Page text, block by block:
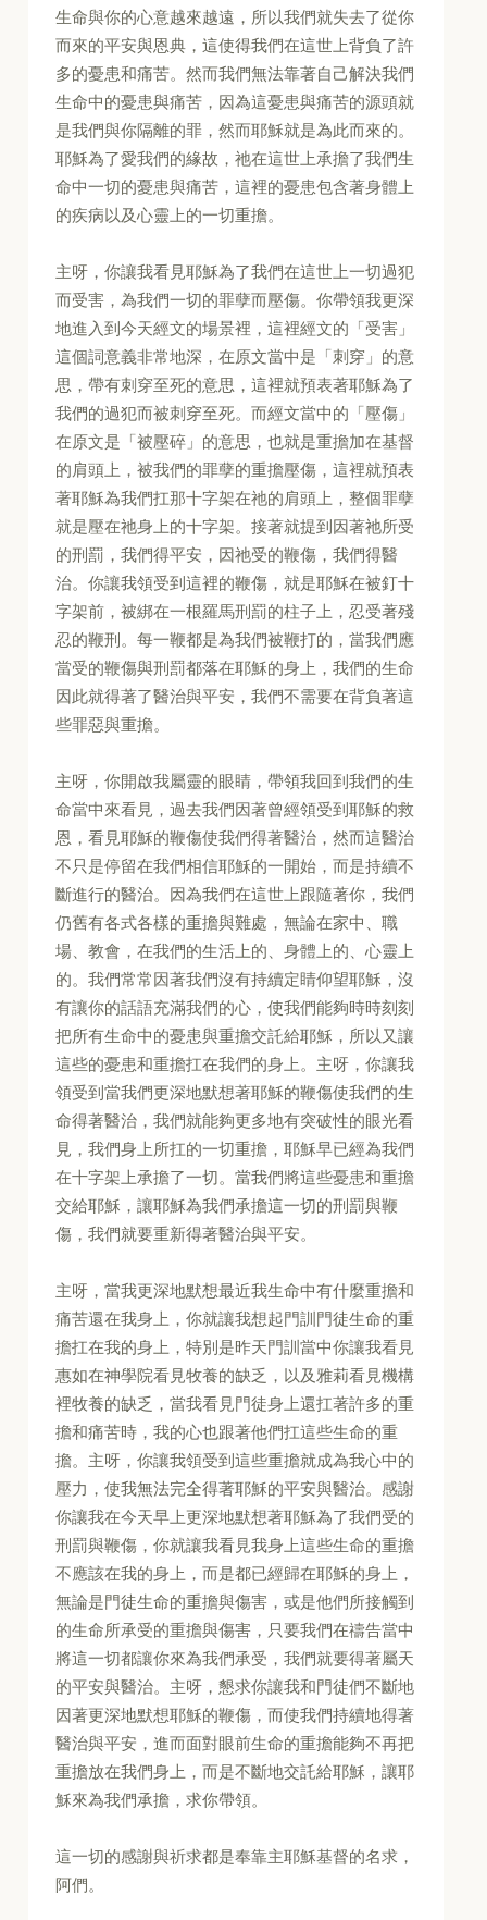
生命與你的心意越來越遠，所以我們就失去了從你
而來的平安與恩典，這使得我們在這世上背負了許
多的憂患和痛苦。然而我們無法靠著自己解決我們
生命中的憂患與痛苦，因為這憂患與痛苦的源頭就
是我們與你隔離的罪，然而耶穌就是為此而來的。
耶穌為了愛我們的緣故，祂在這世上承擔了我們生
命中一切的憂患與痛苦，這裡的憂患包含著身體上
的疾病以及心靈上的一切重擔。
主呀，你讓我看見耶穌為了我們在這世上一切過犯
而受害，為我們一切的罪孽而壓傷。你帶領我更深
地進入到今天經文的場景裡，這裡經文的「受害」
這個詞意義非常地深，在原文當中是「刺穿」的意
思，帶有刺穿至死的意思，這裡就預表著耶穌為了
我們的過犯而被刺穿至死。而經文當中的「壓傷」
在原文是「被壓碎」的意思，也就是重擔加在基督
的肩頭上，被我們的罪孽的重擔壓傷，這裡就預表
著耶穌為我們扛那十字架在祂的肩頭上，整個罪孽
就是壓在祂身上的十字架。接著就提到因著祂所受
的刑罰，我們得平安，因祂受的鞭傷，我們得醫
治。你讓我領受到這裡的鞭傷，就是耶穌在被釘十
字架前，被綁在一根羅馬刑罰的柱子上，忍受著殘
忍的鞭刑。每一鞭都是為我們被鞭打的，當我們應
當受的鞭傷與刑罰都落在耶穌的身上，我們的生命
因此就得著了醫治與平安，我們不需要在背負著這
些罪惡與重擔。
主呀，你開啟我屬靈的眼睛，帶領我回到我們的生
命當中來看見，過去我們因著曾經領受到耶穌的救
恩，看見耶穌的鞭傷使我們得著醫治，然而這醫治
不只是停留在我們相信耶穌的一開始，而是持續不
斷進行的醫治。因為我們在這世上跟隨著你，我們
仍舊有各式各樣的重擔與難處，無論在家中、職
場、教會，在我們的生活上的、身體上的、心靈上
的。我們常常因著我們沒有持續定睛仰望耶穌，沒
有讓你的話語充滿我們的心，使我們能夠時時刻刻
把所有生命中的憂患與重擔交託給耶穌，所以又讓
這些的憂患和重擔扛在我們的身上。主呀，你讓我
領受到當我們更深地默想著耶穌的鞭傷使我們的生
命得著醫治，我們就能夠更多地有突破性的眼光看
見，我們身上所扛的一切重擔，耶穌早已經為我們
在十字架上承擔了一切。當我們將這些憂患和重擔
交給耶穌，讓耶穌為我們承擔這一切的刑罰與鞭
傷，我們就要重新得著醫治與平安。
主呀，當我更深地默想最近我生命中有什麼重擔和
痛苦還在我身上，你就讓我想起門訓門徒生命的重
擔扛在我的身上，特別是昨天門訓當中你讓我看見
惠如在神學院看見牧養的缺乏，以及雅莉看見機構
裡牧養的缺乏，當我看見門徒身上還扛著許多的重
擔和痛苦時，我的心也跟著他們扛這些生命的重
擔。主呀，你讓我領受到這些重擔就成為我心中的
壓力，使我無法完全得著耶穌的平安與醫治。感謝
你讓我在今天早上更深地默想著耶穌為了我們受的
刑罰與鞭傷，你就讓我看見我身上這些生命的重擔
不應該在我的身上，而是都已經歸在耶穌的身上，
無論是門徒生命的重擔與傷害，或是他們所接觸到
的生命所承受的重擔與傷害，只要我們在禱告當中
將這一切都讓你來為我們承受，我們就要得著屬天
的平安與醫治。主呀，懇求你讓我和門徒們不斷地
因著更深地默想耶穌的鞭傷，而使我們持續地得著
醫治與平安，進而面對眼前生命的重擔能夠不再把
重擔放在我們身上，而是不斷地交託給耶穌，讓耶
穌來為我們承擔，求你帶領。
這一切的感謝與祈求都是奉靠主耶穌基督的名求，
阿們。